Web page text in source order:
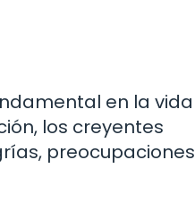
en la vida
los creyentes
preocupaciones